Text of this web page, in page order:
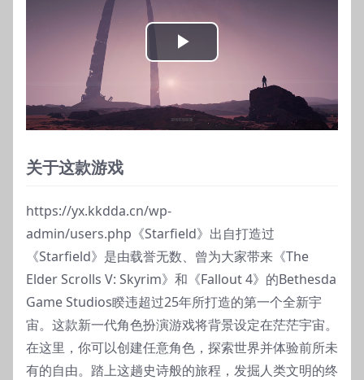
Play
Video
关于这款游戏
https://yx.kkdda.cn/wp-
admin/users.php《Starfield》出自打造过
《Starfield》是由载誉无数、曾为大家带来《The
Elder Scrolls V: Skyrim》和《Fallout 4》的Bethesda
Game Studios睽违超过25年所打造的第一个全新宇
宙。这款新一代角色扮演游戏将背景设定在茫茫宇宙。
在这里，你可以创建任意角色，探索世界并体验前所未
有的自由。踏上这趟史诗般的旅程，发掘人类文明的终